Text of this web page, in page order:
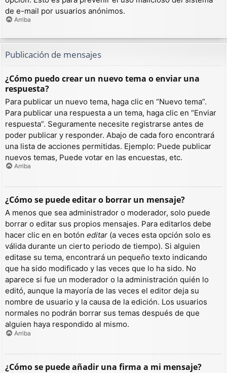
de e-mail por usuarios anónimos.
Arriba
Publicación de mensajes
¿Cómo puedo crear un nuevo tema o enviar una
respuesta?
Para publicar un nuevo tema, haga clic en “Nuevo tema”.
Para publicar una respuesta a un tema, haga clic en “Enviar
respuesta”. Seguramente necesite registrarse antes de
poder publicar y responder. Abajo de cada foro encontrará
una lista de acciones permitidas. Ejemplo: Puede publicar
nuevos temas, Puede votar en las encuestas, etc.
Arriba
¿Cómo se puede editar o borrar un mensaje?
A menos que sea administrador o moderador, solo puede
borrar o editar sus propios mensajes. Para editarlos debe
hacer clic en en botón editar (a veces esta opción solo es
válida durante un cierto periodo de tiempo). Si alguien
editase su tema, encontrará un pequeño texto indicando
que ha sido modificado y las veces que lo ha sido. No
aparece si fue un moderador o la administración quién lo
editó, aunque la mayoría de las veces el editor deja su
nombre de usuario y la causa de la edición. Los usuarios
normales no podrán borrar sus temas después de que
alguien haya respondido al mismo.
Arriba
¿Cómo se puede añadir una firma a mi mensaje?